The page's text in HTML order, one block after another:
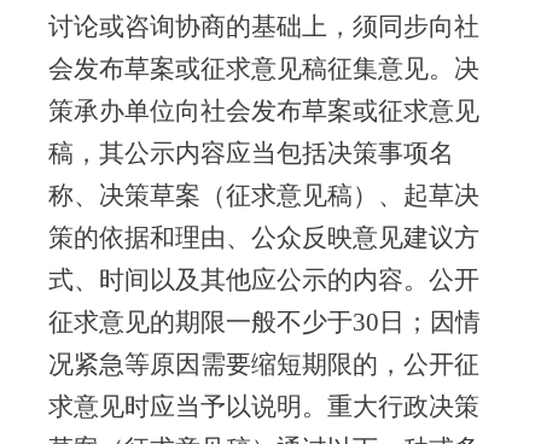
讨论或咨询协商的基础上，须同步向社
会发布草案或征求意见稿征集意见。决
策承办单位向社会发布草案或征求意见
稿，其公示内容应当包括决策事项名
称、决策草案（征求意见稿）、起草决
策的依据和理由、公众反映意见建议方
式、时间以及其他应公示的内容。公开
征求意见的期限一般不少于30 日；因情
况紧急等原因需要缩短期限的，公开征
求意见时应当予以说明。重大行政决策